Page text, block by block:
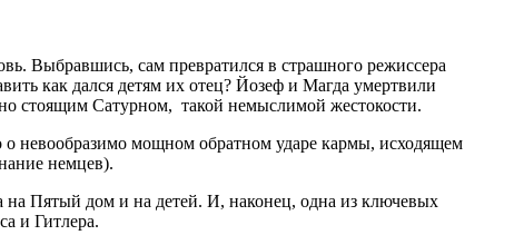
Выбравшись, сам превратился в страшного режиссера
как дался детям их отец? Йозеф и Магда умертвили
стоящим Сатурном, такой немыслимой жестокости.
о невообразимо мощном обратном ударе кармы, исходящем
немцев).
Пятый дом и на детей. И, наконец, одна из ключевых
и Гитлера.